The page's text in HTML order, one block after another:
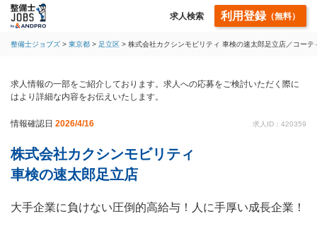
求人検索 利用登録（無料）
整備士ジョブズ 東京都 足立区 株式会社カクシンモビリティ 車検の速太郎足立店／コーテ
求人情報の一部をご紹介しております。求人への応募をご検討いただく際に
はより詳細な内容をお伝えいたします。
情報確認日 2026/4/16 求人ID：420359
株式会社カクシンモビリティ
車検の速太郎足立店
大手企業に負けない圧倒的高給与！人に手厚い成長企業！